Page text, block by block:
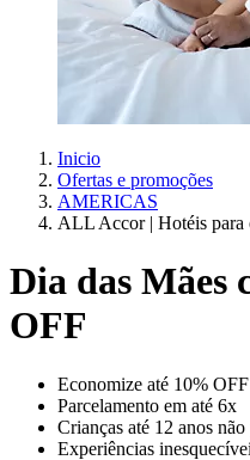
Inicio
Ofertas e promoções
AMERICAS
ALL Accor | Hotéis para
Dia das Mães
OFF
Economize até 10% OFF
Parcelamento em até 6x
Crianças até 12 anos não
Experiências